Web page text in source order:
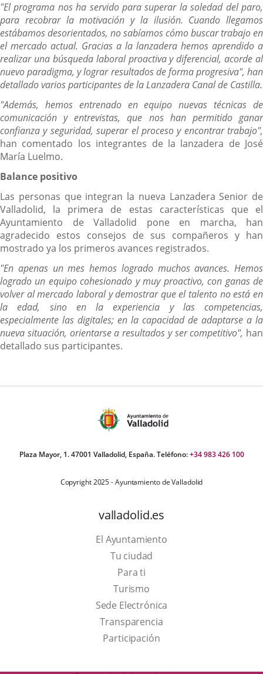
"El programa nos ha servido para superar la soledad del paro,
para recobrar la motivación y la ilusión. Cuando llegamos
estábamos desorientados, no sabíamos cómo buscar trabajo en
el mercado actual. Gracias a la lanzadera hemos aprendido a
realizar una búsqueda laboral proactiva y diferencial, acorde al
nuevo paradigma, y lograr resultados de forma progresiva", han
detallado varios participantes de la Lanzadera Canal de Castilla.
"Además, hemos entrenado en equipo nuevas técnicas de
comunicación y entrevistas, que nos han permitido ganar
confianza y seguridad, superar el proceso y encontrar trabajo",
han comentado los integrantes de la lanzadera de José
María Luelmo.
Balance positivo
Las personas que integran la nueva Lanzadera Senior de
Valladolid, la primera de estas características que el
Ayuntamiento de Valladolid pone en marcha, han
agradecido estos consejos de sus compañeros y han
mostrado ya los primeros avances registrados.
"En apenas un mes hemos logrado muchos avances. Hemos
logrado un equipo cohesionado y muy proactivo, con ganas de
volver al mercado laboral y demostrar que el talento no está en
la edad, sino en la experiencia y las competencias,
especialmente las digitales; en la capacidad de adaptarse a la
nueva situación, orientarse a resultados y ser competitivo", han
detallado sus participantes.
Plaza Mayor, 1. 47001 Valladolid, España. Teléfono:+34 983 426 100
Copyright 2025 - Ayuntamiento de Valladolid
valladolid.es
El Ayuntamiento
Tu ciudad
Para ti
TurismoThis
link
will
open
a
Sede Electrónica
Transparencia
Participación